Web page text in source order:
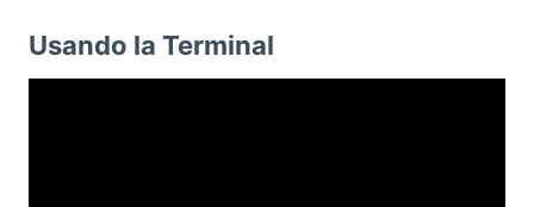
Usando la Terminal